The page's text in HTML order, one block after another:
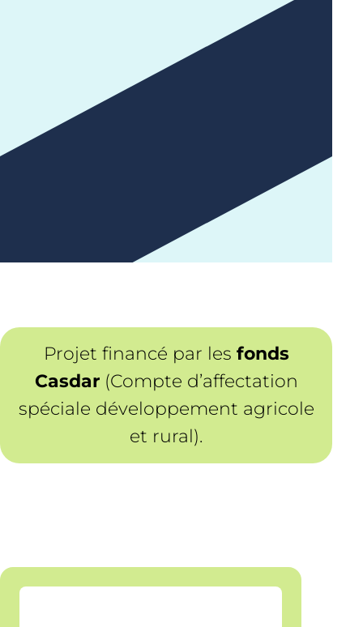
Projet financé par les fonds
Casdar(Compte d’affectation
spéciale développement agricole
et rural).